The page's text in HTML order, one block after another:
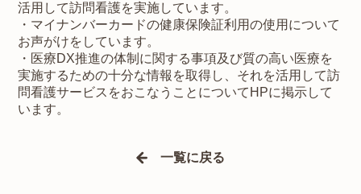
活用して訪問看護を実施しています。
・マイナンバーカードの健康保険証利用の使用について
お声がけをしています。
・医療DX推進の体制に関する事項及び質の高い医療を
実施するための十分な情報を取得し、それを活用して訪
問看護サービスをおこなうことについてHPに掲示して
います。
一覧に戻る